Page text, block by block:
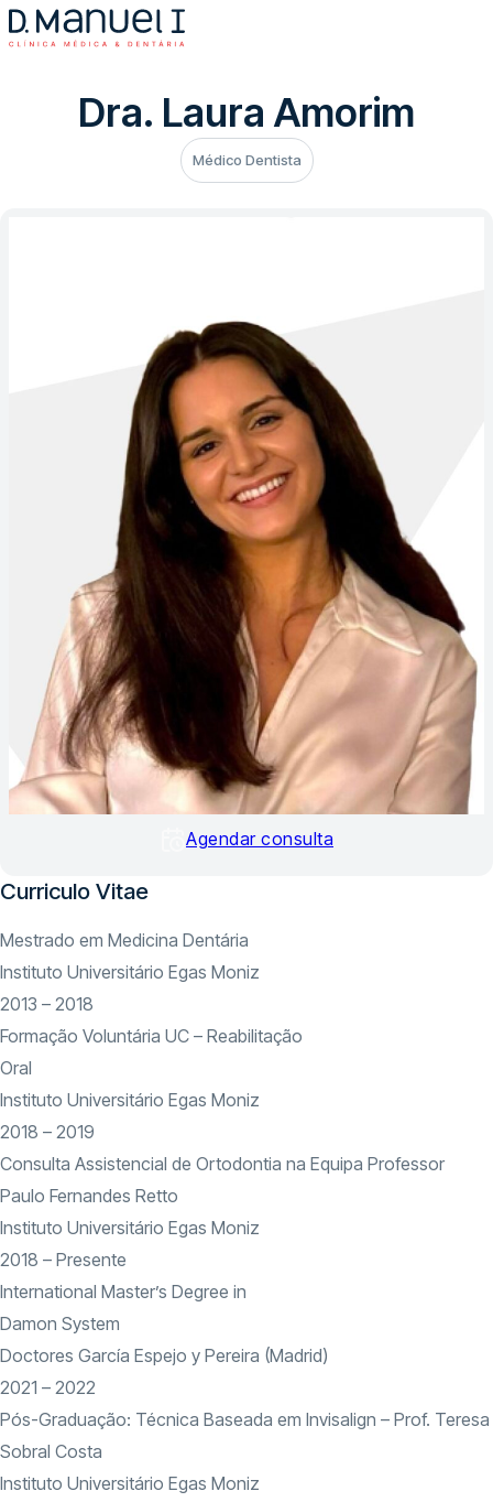
Dra. Laura Amorim
Médico Dentista
Agendar consulta
Curriculo Vitae
Mestrado em Medicina Dentária
Instituto Universitário Egas Moniz
2013 – 2018
Formação Voluntária UC – Reabilitação
Oral
Instituto Universitário Egas Moniz
2018 – 2019
Consulta Assistencial de Ortodontia na Equipa Professor
Paulo Fernandes Retto
Instituto Universitário Egas Moniz
2018 – Presente
International Master’s Degree in
Damon System
Doctores García Espejo y Pereira (Madrid)
2021 – 2022
Pós-Graduação: Técnica Baseada em Invisalign – Prof. Teresa
Sobral Costa
Instituto Universitário Egas Moniz